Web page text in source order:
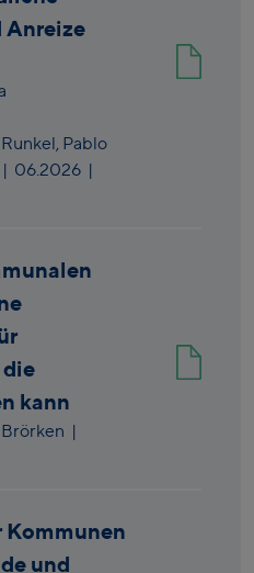
Anreize
Pablo
| 06.2026 |
kann
|
Kommunen
und